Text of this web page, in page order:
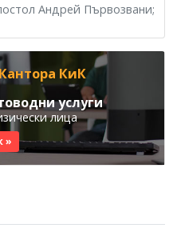
Андрей Първозвани;
КиК
услуги
лица
»